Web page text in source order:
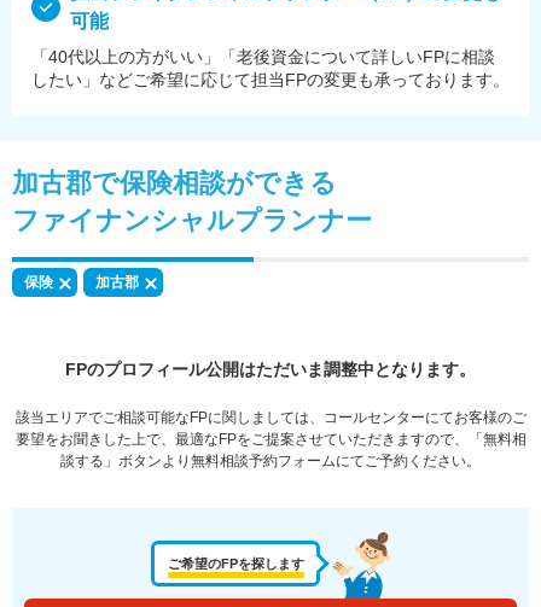
可能
「40代以上の方がいい」「老後資金について詳しいFPに相談
したい」などご希望に応じて担当FPの変更も承っております。
加古郡で保険相談ができる
ファイナンシャルプランナー
保険 加古郡
FPのプロフィール公開はただいま調整中となります。
該当エリアでご相談可能なFPに関しましては、コールセンターにてお客様のご
要望をお聞きした上で、最適なFPをご提案させていただきますので、「無料相
談する」ボタンより無料相談予約フォームにてご予約ください。
ご希望のFPを探します